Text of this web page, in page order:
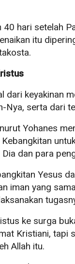
40 hari setelah
itu
dari keyakinan
Nya, serta dari
Yohanes
dan para
Yesus
iman yang
ke surga
Kristiani, tapi
Allah itu.